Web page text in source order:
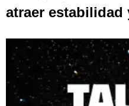
atraer estabilidad